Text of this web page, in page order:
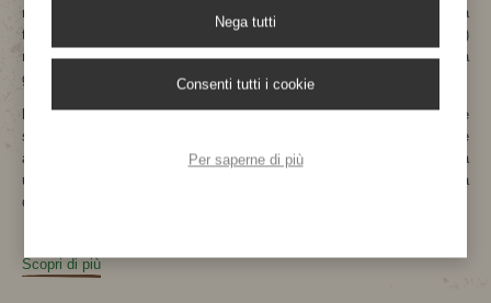
riguardano la cura dell'albero a 360°. Sempre dal 1996 collaboro a
titolo volontario per la SIA (Società Italiana di Arboricoltura)
nell'organizzazione di eventi legati alla diffusione della corretta
gestione dell'albero in ambiente urbano.
l miei obbiettivi? Offrire un servizio altamente professionale, rimanere
sempre aggiornato, e stringere nuove collaborazioni con colleghi e
aziende del settore. Seguo la linea di una corretta arboricoltura
urbana, per garantire un servizio altamente specializzato nella cura
degli alberi dei parchi e delle città.
Scopri di più
Nega tutti
Consenti tutti i cookie
Per saperne di più